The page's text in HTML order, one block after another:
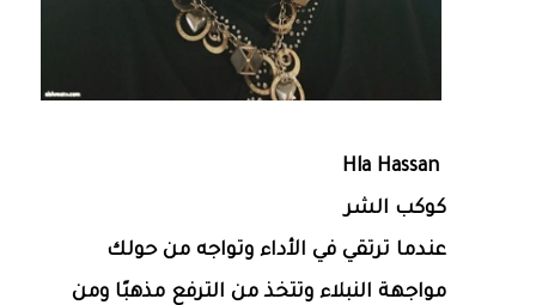
Hla Hassan
كوكب الشر
عندما ترتقي في الأداء وتواجه من حولك
مواجهة النبلاء وتتخذ من الترفع مذهبًا ومن